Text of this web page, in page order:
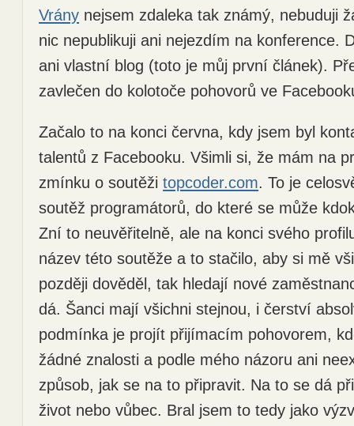
Vrány nejsem zdaleka tak známý, nebuduji
nic nepublikuji ani nejezdím na konference.
ani vlastní blog (toto je můj první článek).
zavlečen do kolotoče pohovorů ve
Začalo to na konci června, kdy jsem byl
talentů z Facebooku. Všimli si, že mám na
zmínku o soutěžitopcoder.com. To je
soutěž programátorů, do které se může
Zní to neuvěřitelně, ale na konci svého
název této soutěže a to stačilo, aby si mě
později dověděl, tak hledají nové
dá. Šanci mají všichni stejnou, i čerství
podmínka je projít přijímacím pohovorem,
žádné znalosti a podle mého názoru ani
způsob, jak se na to připravit. Na to se dá
život nebo vůbec. Bral jsem to tedy jako